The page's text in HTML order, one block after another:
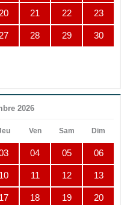
20 21 22 23
27 28 29 30
2026
Ven Sam Dim
04 05 06
10 11 12 13
17 18 19 20